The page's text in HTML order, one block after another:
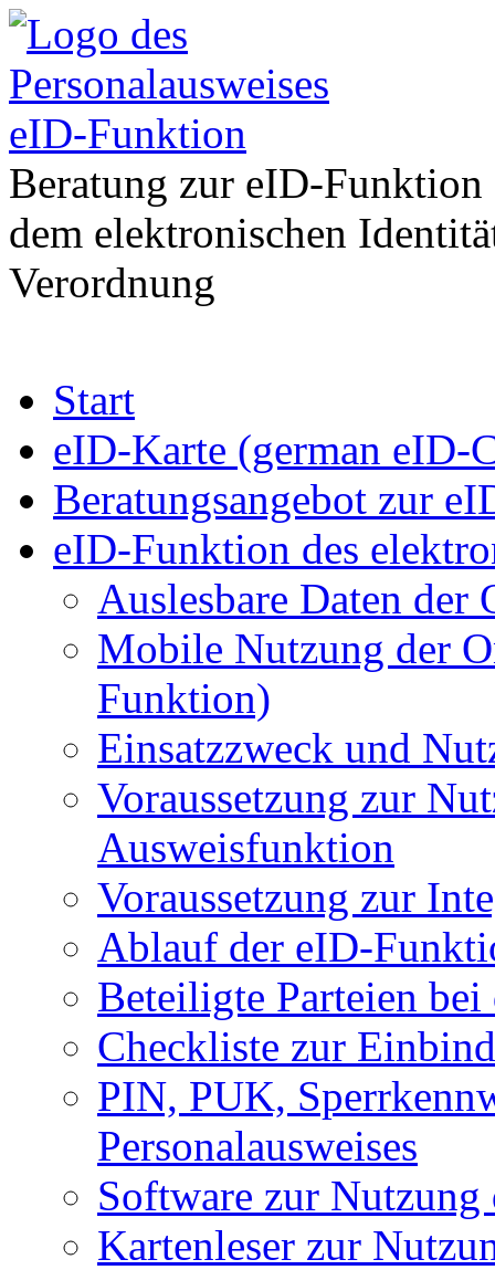
eID-Funktion
Beratung zur eID-
dem elektronischen
Verordnung
Inhalt
springenStart
eID-Karte (german eID-
Beratungsangebot zur
eID-Funktion des
Auslesbare Daten
Mobile Nutzung der
Funktion)
Einsatzzweck und
Voraussetzung zur
Ausweisfunktion
Voraussetzung zur
Ablauf der eID-
Beteiligte Parteien
Checkliste zur
PIN, PUK,
Personalausweises
Software zur
Kartenleser zur